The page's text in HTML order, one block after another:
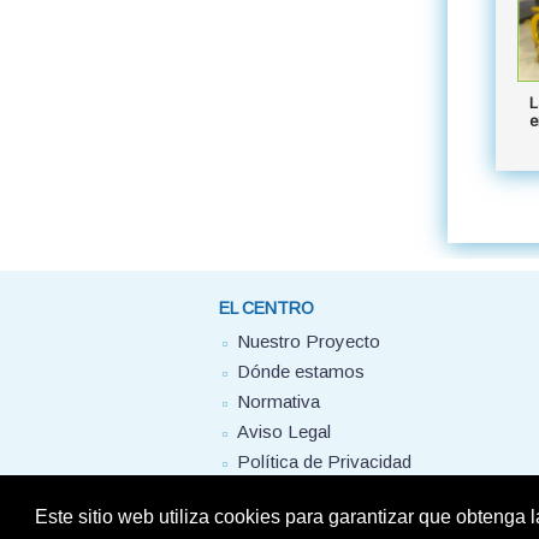
Este sitio web utiliza cookies para garantizar que obtenga
EL CENTRO
Nuestro Proyecto
Dónde estamos
Normativa
Aviso Legal
Política de Privacidad
© Colegio